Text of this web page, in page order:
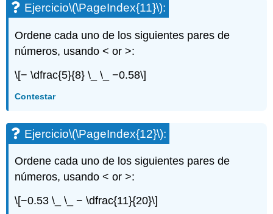
Ejercicio\(\PageIndex{11}\):
Ordene cada uno de los siguientes pares de
números, usando < or >:
\[− \dfrac{5}{8} \_ \_ −0.58\]
Contestar
Ejercicio\(\PageIndex{12}\):
Ordene cada uno de los siguientes pares de
números, usando < or >:
\[−0.53 \_ \_ − \dfrac{11}{20}\]